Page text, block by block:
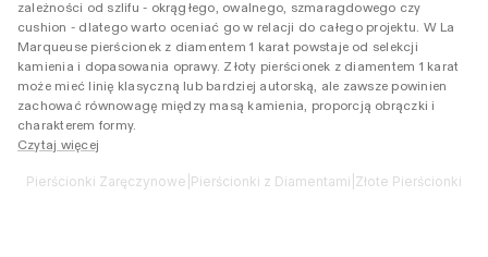
zależności od szlifu - okrągłego, owalnego, szmaragdowego czy
cushion - dlatego warto oceniać go w relacji do całego projektu. W La
Marqueuse pierścionek z diamentem 1 karat powstaje od selekcji
kamienia i dopasowania oprawy. Złoty pierścionek z diamentem 1 karat
może mieć linię klasyczną lub bardziej autorską, ale zawsze powinien
zachować równowagę między masą kamienia, proporcją obrączki i
charakterem formy.
Czytaj więcej
Pierścionki Zaręczynowe Pierścionki z Diamentami Złote Pierścionki